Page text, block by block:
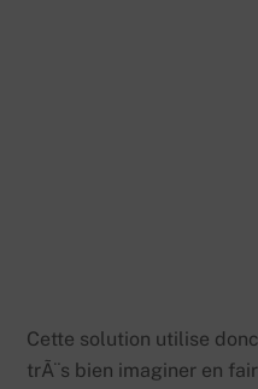
Cette solution utilise
trÃ¨s bien imaginer en